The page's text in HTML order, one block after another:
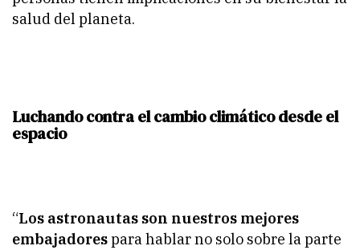
salud del planeta.
Luchando contra el cambio climático desde el
espacio
“Los astronautas son nuestros mejores
embajadorespara hablar no solo sobre la parte